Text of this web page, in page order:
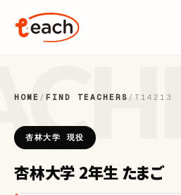
HOME / FIND TEACHERS / T14213
杏林大学 現役
杏林大学 2年生 たまご